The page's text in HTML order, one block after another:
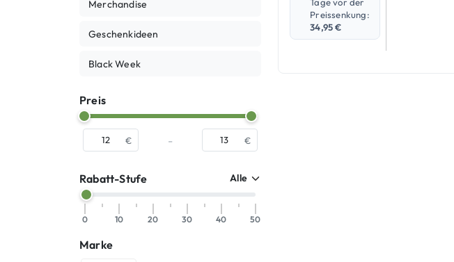
Merchandise
Geschenkideen
Black Week
Preis
€ - €
Rabatt-Stufe
0 10 20 30 40 50
Marke
Preissenkung:
34,95€